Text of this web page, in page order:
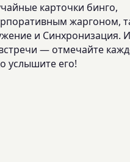
карточки бинго,
жаргоном,
и Синхронизация.
— отмечайте
услышите его!